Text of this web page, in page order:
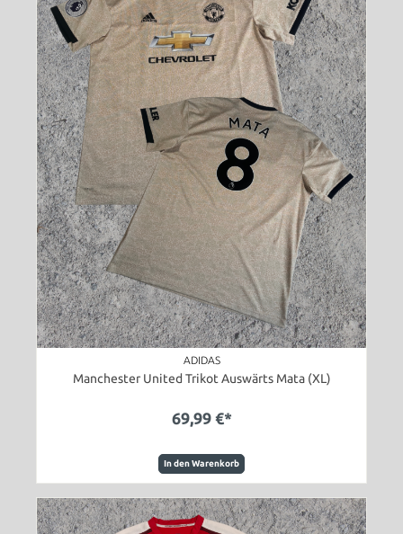
ADIDAS
Manchester United Trikot Auswärts Mata (XL)
69,99 €*
In den Warenkorb